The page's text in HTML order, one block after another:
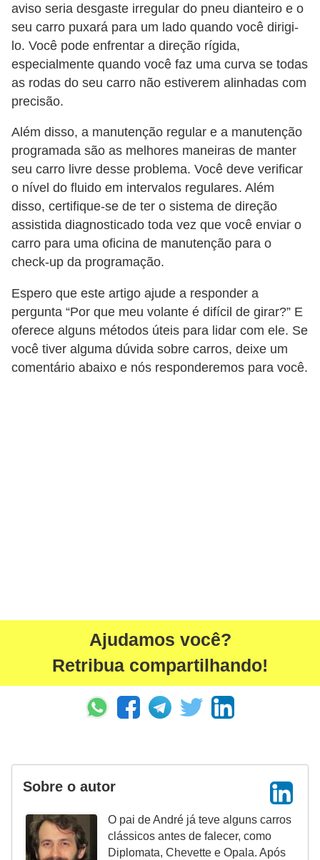
aviso seria desgaste irregular do pneu dianteiro e o
seu carro puxará para um lado quando você dirigi-
lo. Você pode enfrentar a direção rígida,
especialmente quando você faz uma curva se todas
as rodas do seu carro não estiverem alinhadas com
precisão.
Além disso, a manutenção regular e a manutenção
programada são as melhores maneiras de manter
seu carro livre desse problema. Você deve verificar
o nível do fluido em intervalos regulares. Além
disso, certifique-se de ter o sistema de direção
assistida diagnosticado toda vez que você enviar o
carro para uma oficina de manutenção para o
check-up da programação.
Espero que este artigo ajude a responder a
pergunta “Por que meu volante é difícil de girar?” E
oferece alguns métodos úteis para lidar com ele. Se
você tiver alguma dúvida sobre carros, deixe um
comentário abaixo e nós responderemos para você.
Ajudamos você?
Retribua compartilhando!
Sobre o autor
O pai de André já teve alguns carros
clássicos antes de falecer, como
Diplomata, Chevette e Opala. Após